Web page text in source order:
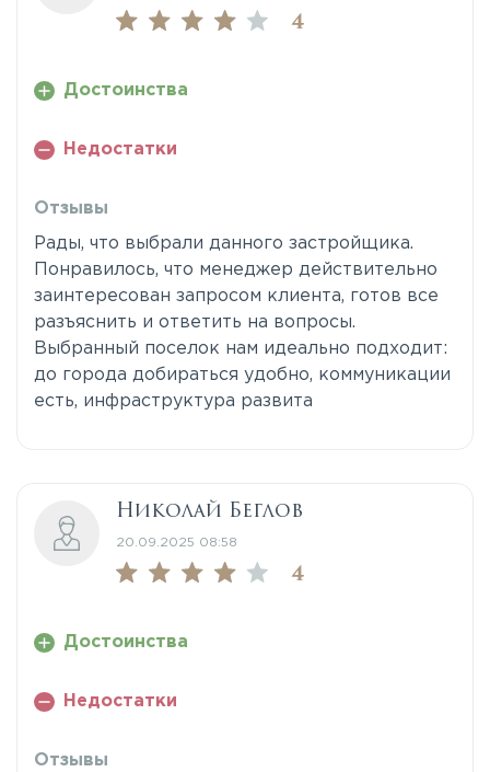
4
Достоинства
Недостатки
Отзывы
Рады, что выбрали данного застройщика.
Понравилось, что менеджер действительно
заинтересован запросом клиента, готов все
разъяснить и ответить на вопросы.
Выбранный поселок нам идеально подходит:
до города добираться удобно, коммуникации
есть, инфраструктура развита
Николай Беглов
20.09.2025 08:58
4
Достоинства
Недостатки
Отзывы